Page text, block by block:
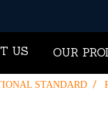
US OUR
STANDARD